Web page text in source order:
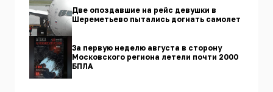
Две опоздавшие на рейс девушки в
Шереметьево пытались догнать самолет
За первую неделю августа в сторону
Московского региона летели почти 2000
БПЛА